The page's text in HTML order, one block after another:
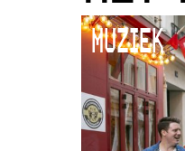
MUZIEK